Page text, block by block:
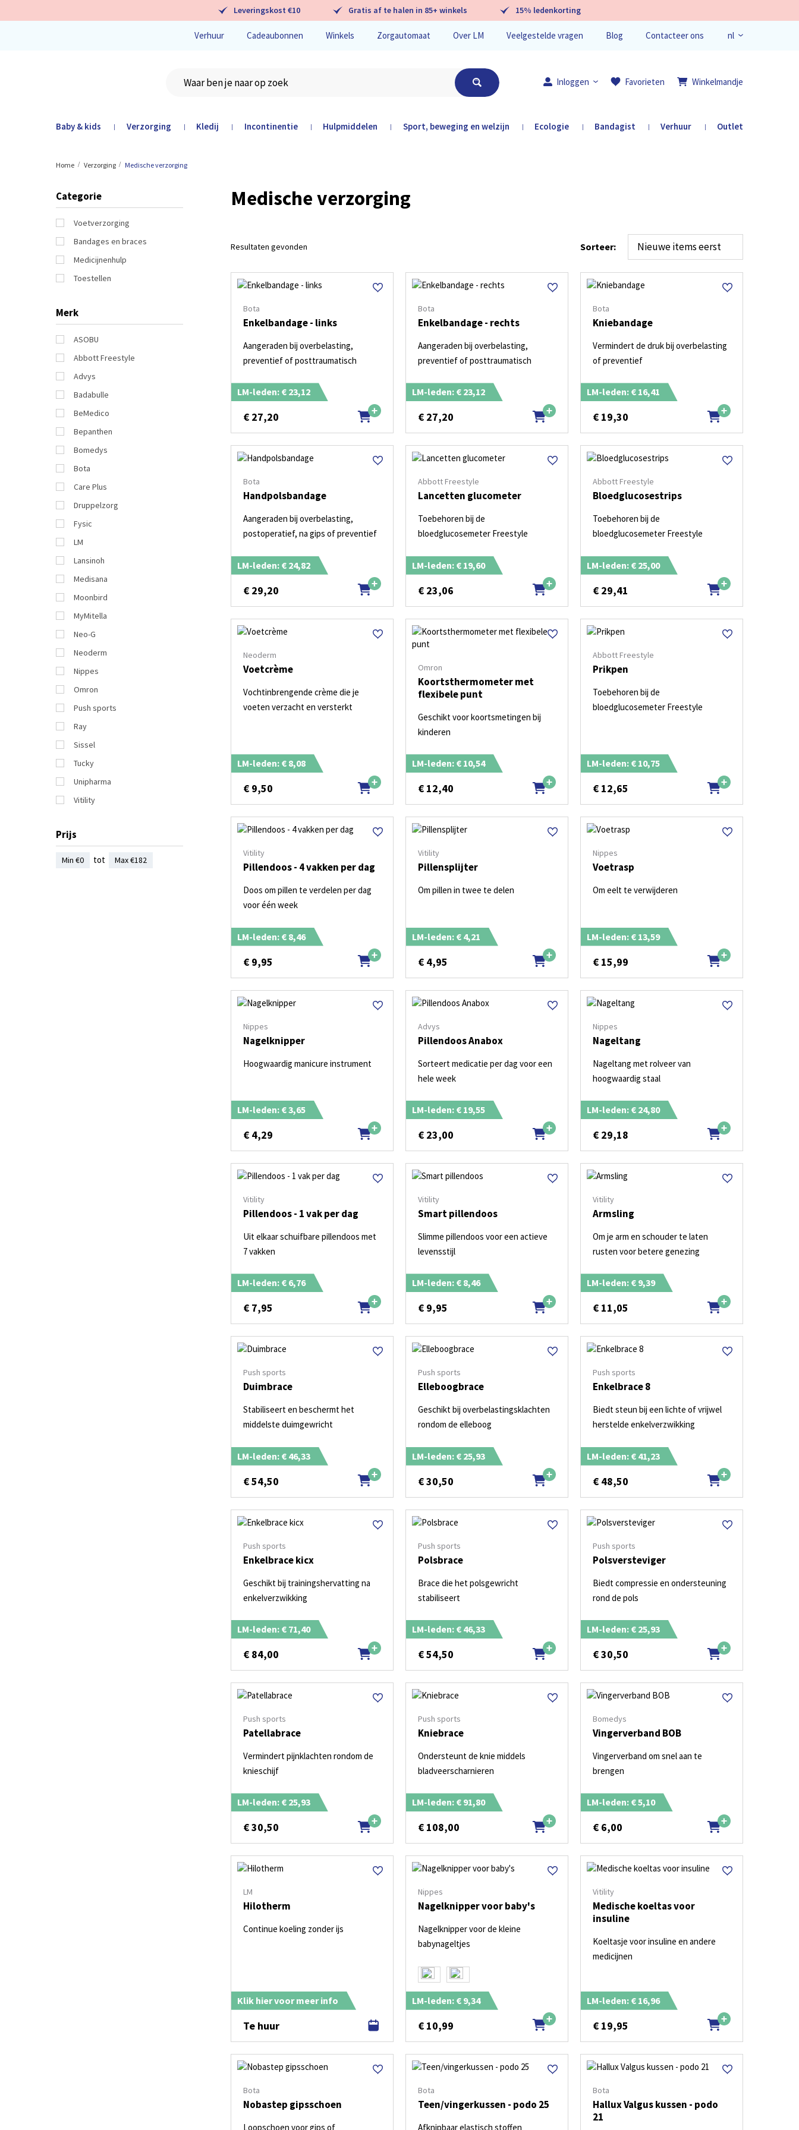
Leveringskost €10 Gratis af te halen in 85+ winkels 15% ledenkorting
Verhuur Cadeaubonnen Winkels Zorgautomaat Over LM Veelgestelde vragen Blog Contacteer ons
nl
Inloggen
Favorieten Winkelmandje
Baby & kids | Verzorging | Kledij | Incontinentie | Hulpmiddelen | Sport, beweging en welzijn | Ecologie | Bandagist | Verhuur | Outlet
Home Verzorging Medische verzorging
Categorie
Voetverzorging
Bandages en braces
Medicijnenhulp
Toestellen
Merk
ASOBU
Abbott Freestyle
Advys
Badabulle
BeMedico
Bepanthen
Bomedys
Bota
Care Plus
Druppelzorg
Fysic
LM
Lansinoh
Medisana
Moonbird
MyMitella
Neo-G
Neoderm
Nippes
Omron
Push sports
Ray
Sissel
Tucky
Unipharma
Vitility
Prijs
Min €0 tot Max €182
Medische verzorging
Resultaten gevonden Sorteer:
Bota
Enkelbandage - links
Aangeraden bij overbelasting,
preventief of posttraumatisch
LM-leden: € 23,12
€ 27,20
Bota
Enkelbandage - rechts
Aangeraden bij overbelasting,
preventief of posttraumatisch
LM-leden: € 23,12
€ 27,20
Bota
Kniebandage
Vermindert de druk bij overbelasting
of preventief
LM-leden: € 16,41
€ 19,30
Bota
Handpolsbandage
Aangeraden bij overbelasting,
postoperatief, na gips of preventief
LM-leden: € 24,82
€ 29,20
Abbott Freestyle
Lancetten glucometer
Toebehoren bij de
bloedglucosemeter Freestyle
LM-leden: € 19,60
€ 23,06
Abbott Freestyle
Bloedglucosestrips
Toebehoren bij de
bloedglucosemeter Freestyle
LM-leden: € 25,00
€ 29,41
Neoderm
Voetcrème
Vochtinbrengende crème die je
voeten verzacht en versterkt
LM-leden: € 8,08
€ 9,50
Omron
Koortsthermometer met
flexibele punt
Geschikt voor koortsmetingen bij
kinderen
LM-leden: € 10,54
€ 12,40
Abbott Freestyle
Prikpen
Toebehoren bij de
bloedglucosemeter Freestyle
LM-leden: € 10,75
€ 12,65
Vitility
Pillendoos - 4 vakken per dag
Doos om pillen te verdelen per dag
voor één week
LM-leden: € 8,46
€ 9,95
Vitility
Pillensplijter
Om pillen in twee te delen
LM-leden: € 4,21
€ 4,95
Nippes
Voetrasp
Om eelt te verwijderen
LM-leden: € 13,59
€ 15,99
Nippes
Nagelknipper
Hoogwaardig manicure instrument
LM-leden: € 3,65
€ 4,29
Advys
Pillendoos Anabox
Sorteert medicatie per dag voor een
hele week
LM-leden: € 19,55
€ 23,00
Nippes
Nageltang
Nageltang met rolveer van
hoogwaardig staal
LM-leden: € 24,80
€ 29,18
Vitility
Pillendoos - 1 vak per dag
Uit elkaar schuifbare pillendoos met
7 vakken
LM-leden: € 6,76
€ 7,95
Vitility
Smart pillendoos
Slimme pillendoos voor een actieve
levensstijl
LM-leden: € 8,46
€ 9,95
Vitility
Armsling
Om je arm en schouder te laten
rusten voor betere genezing
LM-leden: € 9,39
€ 11,05
Push sports
Duimbrace
Stabiliseert en beschermt het
middelste duimgewricht
LM-leden: € 46,33
€54,50
Push sports
Elleboogbrace
Geschikt bij overbelastingsklachten
rondom de elleboog
LM-leden: € 25,93
€30,50
Push sports
Enkelbrace 8
Biedt steun bij een lichte of vrijwel
herstelde enkelverzwikking
LM-leden: € 41,23
€ 48,50
Push sports
Enkelbrace kicx
Geschikt bij trainingshervatting na
enkelverzwikking
LM-leden: € 71,40
€ 84,00
Push sports
Polsbrace
Brace die het polsgewricht
stabiliseert
LM-leden: € 46,33
€54,50
Push sports
Polsversteviger
Biedt compressie en ondersteuning
rond de pols
LM-leden: € 25,93
€30,50
Push sports
Patellabrace
Vermindert pijnklachten rondom de
knieschijf
LM-leden: € 25,93
€30,50
Push sports
Kniebrace
Ondersteunt de knie middels
bladveerscharnieren
LM-leden: € 91,80
€ 108,00
Bomedys
Vingerverband BOB
Vingerverband om snel aan te
brengen
LM-leden: € 5,10
€ 6,00
LM
Hilotherm
Continue koeling zonder ijs
Klik hier voor meer info
Te huur
Nippes
Nagelknipper voor baby's
Nagelknipper voor de kleine
babynageltjes
LM-leden: € 9,34
€ 10,99
Vitility
Medische koeltas voor
insuline
Koeltasje voor insuline en andere
medicijnen
LM-leden: € 16,96
€ 19,95
Bota
Nobastep gipsschoen
Loopschoen voor gips of
Bota
Teen/vingerkussen - podo 25
Afknipbaar elastisch stoffen
Bota
Hallux Valgus kussen - podo
21